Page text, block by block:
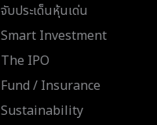
จับประเด็นหุ้นเด่น
Smart Investment
The IPO
Fund / Insurance
Sustainability